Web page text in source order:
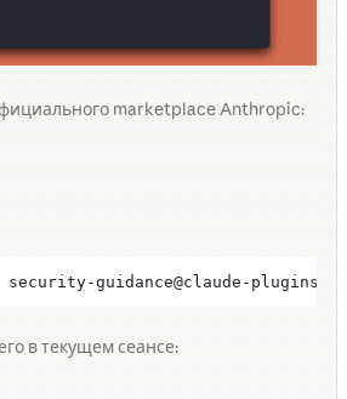
marketplace Anthropic:
guidance@claude-plugins-
в текущем сеансе: